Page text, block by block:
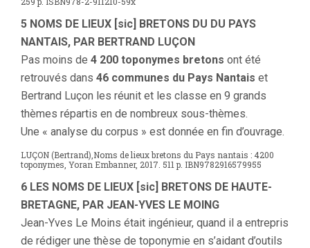
5 NOMS DE LIEUX [sic] BRETONS DU DU PAYS
NANTAIS, PAR BERTRAND LUÇON
Pas moins de 4 200 toponymes bretons ont été
retrouvés dans 46 communes du Pays Nantais et
Bertrand Luçon les réunit et les classe en 9 grands
thèmes répartis en de nombreux sous-thèmes.
Une « analyse du corpus » est donnée en fin d’ouvrage.
LUÇON (Bertrand),Noms de lieux bretons du Pays nantais : 4200
toponymes, Yoran Embanner, 2017. 511 p. IBN9782916579955
6 LES NOMS DE LIEUX [sic] BRETONS DE HAUTE-
BRETAGNE, PAR JEAN-YVES LE MOING
Jean-Yves Le Moins était ingénieur, quand il a entrepris
de rédiger une thèse de toponymie en s’aidant d’outils